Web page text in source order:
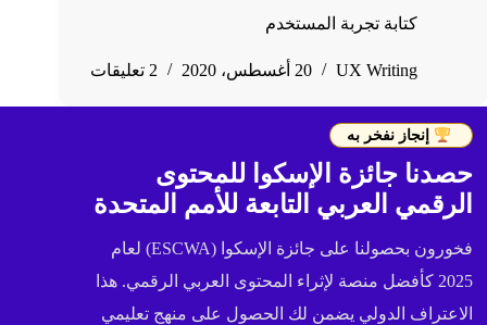
كتابة تجربة المستخدم
UX Writing 20 أغسطس، 2020 2 تعليقات
إنجاز نفخر به
حصدنا جائزة الإسكوا للمحتوى
الرقمي العربي التابعة للأمم المتحدة
فخورون بحصولنا على جائزة الإسكوا (ESCWA) لعام
2025 كأفضل منصة لإثراء المحتوى العربي الرقمي. هذا
الاعتراف الدولي يضمن لك الحصول على منهج تعليمي